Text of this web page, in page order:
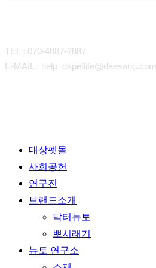
TEL : 070-4887-2887
E-MAIL : help_dspetlife@daesang.com
Close
Menu
대상펫몰
사회공헌
연구진
브랜드소개
닥터뉴토
뽀시래기
뉴토 연구소